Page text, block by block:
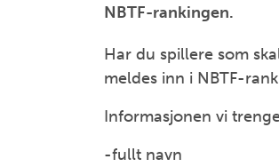
NBTF-rankingen.
Har du spillere som
meldes inn i NBTF-
Informasjonen vi
-fullt navn